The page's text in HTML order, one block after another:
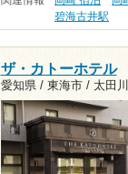
碧海古井駅
ザ・カトーホテル
愛知県 / 東海市 / 太田